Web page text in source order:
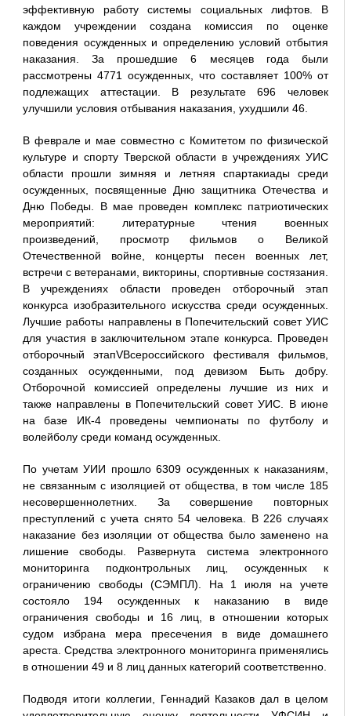
эффективную работу системы социальных лифтов. В
каждом учреждении создана комиссия по оценке
поведения осужденных и определению условий отбытия
наказания. За прошедшие 6 месяцев года были
рассмотрены 4771 осужденных, что составляет 100% от
подлежащих аттестации. В результате 696 человек
улучшили условия отбывания наказания, ухудшили 46.
В феврале и мае совместно с Комитетом по физической
культуре и спорту Тверской области в учреждениях УИС
области прошли зимняя и летняя спартакиады среди
осужденных, посвященные Дню защитника Отечества и
Дню Победы. В мае проведен комплекс патриотических
мероприятий: литературные чтения военных
произведений, просмотр фильмов о Великой
Отечественной войне, концерты песен военных лет,
встречи с ветеранами, викторины, спортивные состязания.
В учреждениях области проведен отборочный этап
конкурса изобразительного искусства среди осужденных.
Лучшие работы направлены в Попечительский совет УИС
для участия в заключительном этапе конкурса. Проведен
отборочный этапVВсероссийского фестиваля фильмов,
созданных осужденными, под девизом Быть добру.
Отборочной комиссией определены лучшие из них и
также направлены в Попечительский совет УИС. В июне
на базе ИК-4 проведены чемпионаты по футболу и
волейболу среди команд осужденных.
По учетам УИИ прошло 6309 осужденных к наказаниям,
не связанным с изоляцией от общества, в том числе 185
несовершеннолетних. За совершение повторных
преступлений с учета снято 54 человека. В 226 случаях
наказание без изоляции от общества было заменено на
лишение свободы. Развернута система электронного
мониторинга подконтрольных лиц, осужденных к
ограничению свободы (СЭМПЛ). На 1 июля на учете
состояло 194 осужденных к наказанию в виде
ограничения свободы и 16 лиц, в отношении которых
судом избрана мера пресечения в виде домашнего
ареста. Средства электронного мониторинга применялись
в отношении 49 и 8 лиц данных категорий соответственно.
Подводя итоги коллегии, Геннадий Казаков дал в целом